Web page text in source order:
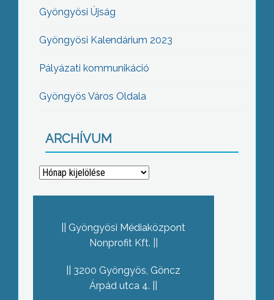
Gyöngyösi Újság
Gyöngyösi Kalendárium 2023
Pályázati kommunikáció
Gyöngyös Város Oldala
ARCHÍVUM
Archívum
Gyöngyösi Médiaközpont
Nonprofit Kft.
3200 Gyöngyös, Göncz
Árpád utca 4.